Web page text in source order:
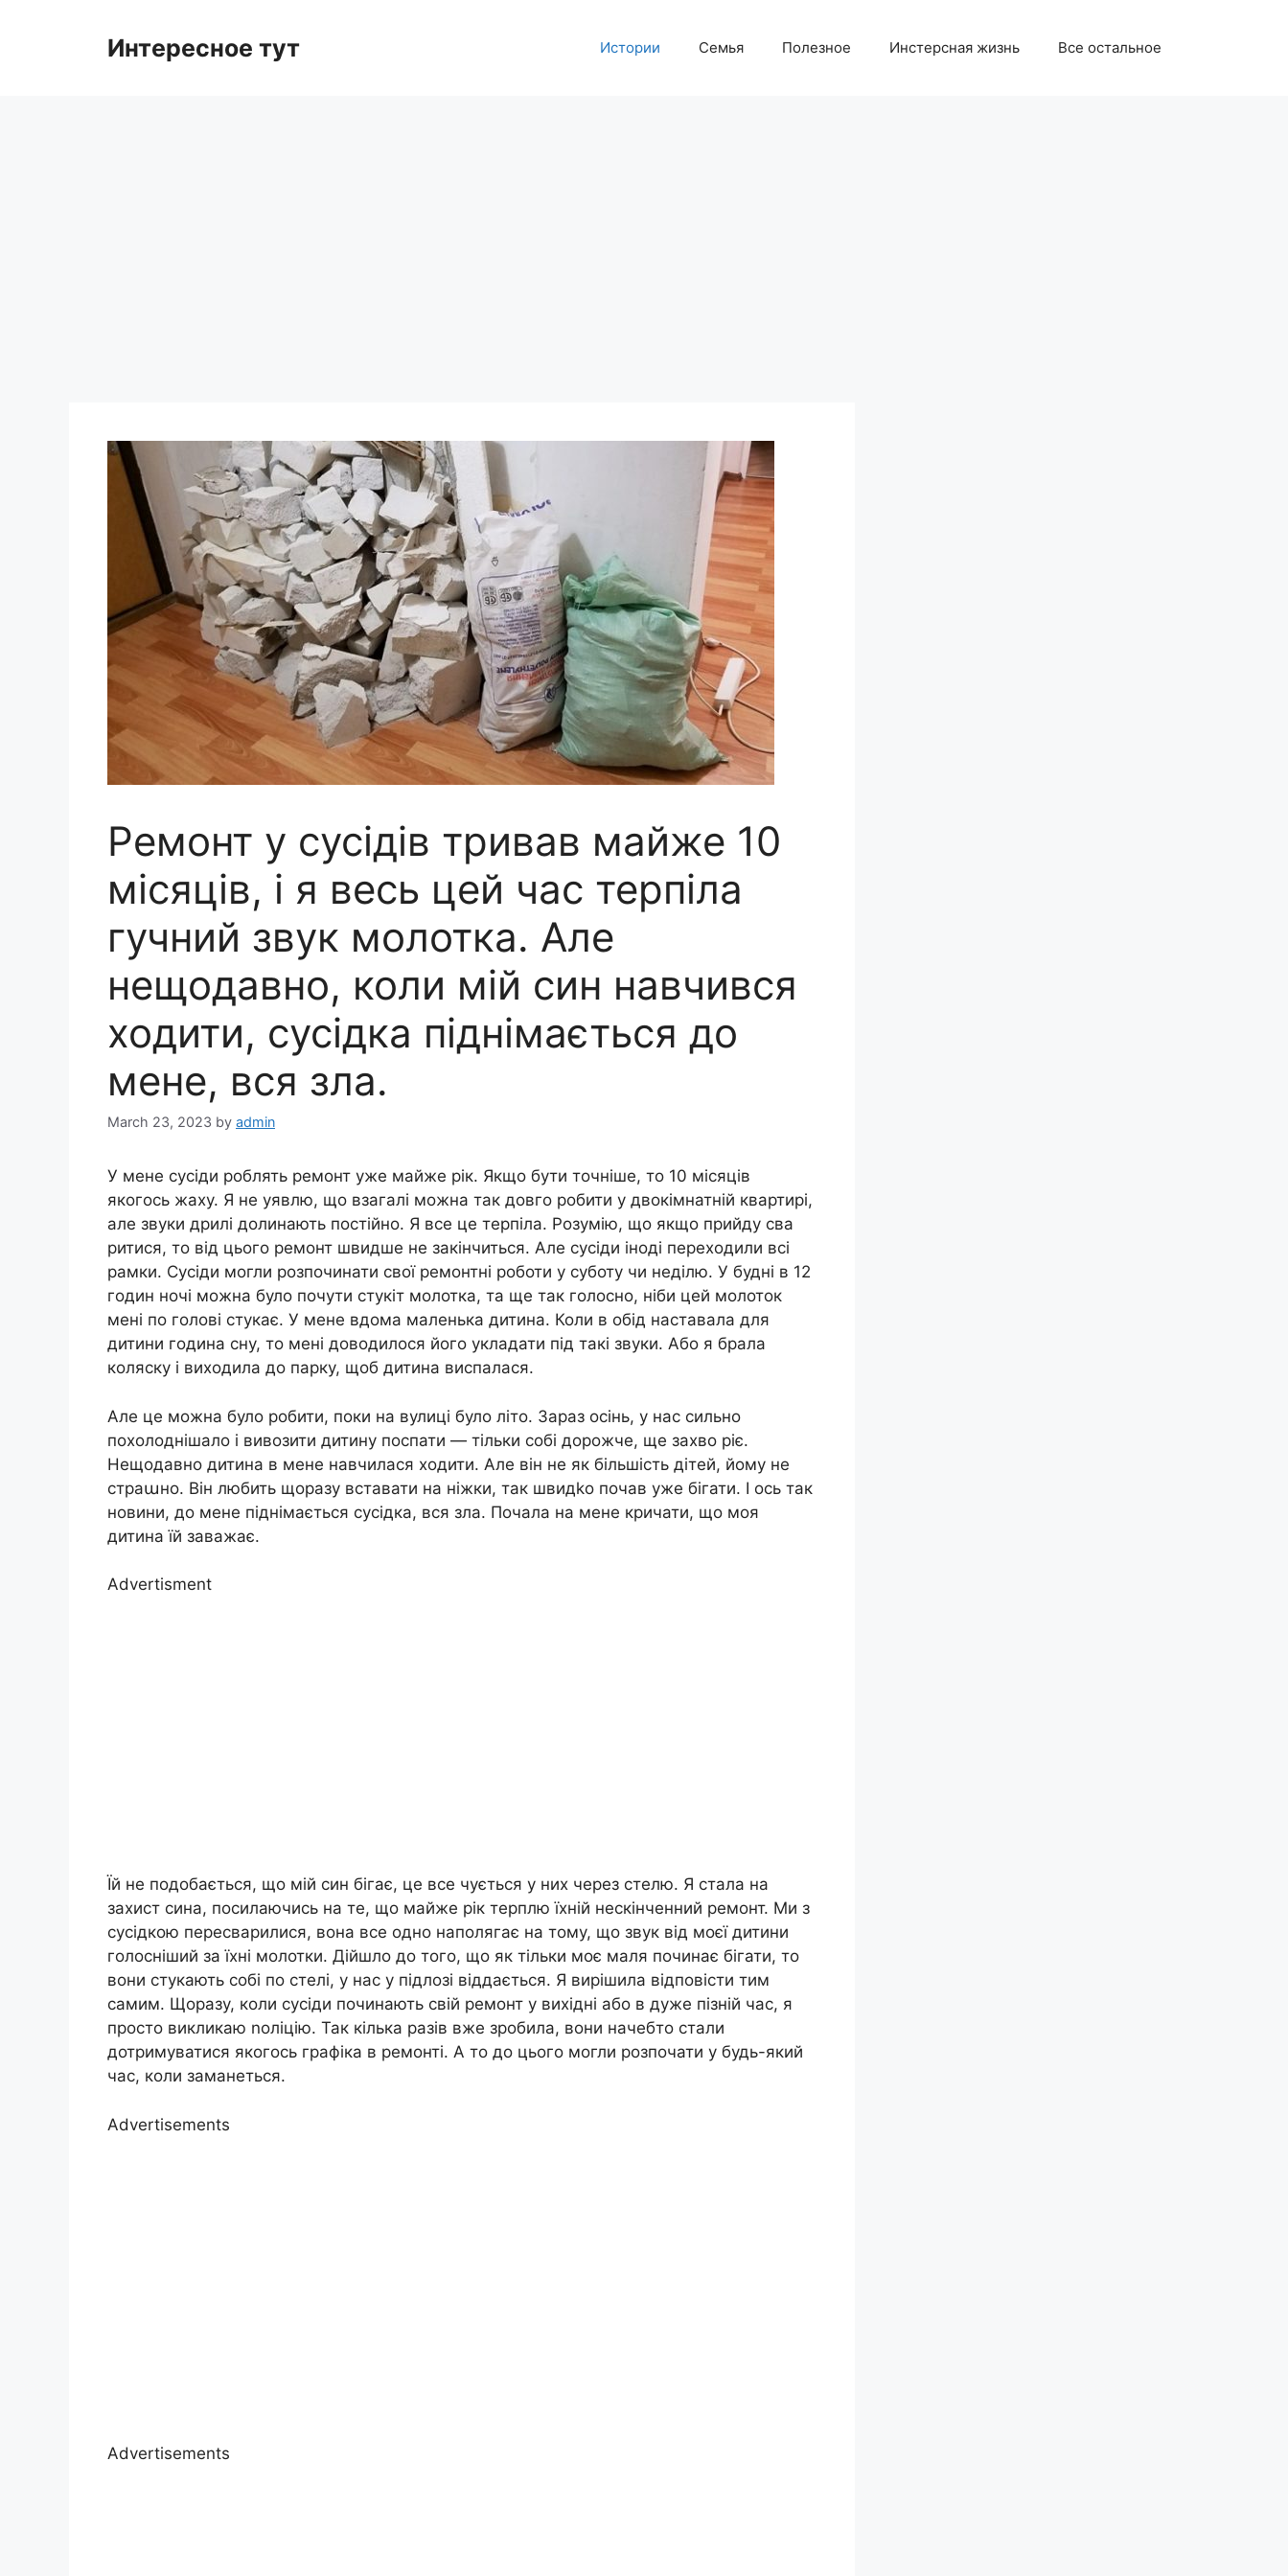
Интересное тут Истории Семья Полезное Инстерсная жизнь Все остальное
Ремонт у сусідів тривав майже 10
місяців, і я весь цей час терпіла
гучний звук молотка. Але
нещодавно, коли мій син навчився
ходити, сусідка піднімається до
мене, вся зла.
March 23, 2023 by admin
У мене сусіди роблять ремонт уже майже рік. Якщо бути точніше, то 10 місяців
якогось жаху. Я не уявлю, що взагалі можна так довго робити у двокімнатній квартирі,
але звуки дрилі долинають постійно. Я все це терпіла. Розумію, що якщо прийду сва
ритися, то від цього ремонт швидше не закінчиться. Але сусіди іноді переходили всі
рамки. Сусіди могли розпочинати свої ремонтні роботи у суботу чи неділю. У будні в 12
годин ночі можна було почути стукіт молотка, та ще так голосно, ніби цей молоток
мені по голові стукає. У мене вдома маленька дитина. Коли в обід наставала для
дитини година сну, то мені доводилося його укладати під такі звуки. Або я брала
коляску і виходила до парку, щоб дитина виспалася.
Але це можна було робити, поки на вулиці було літо. Зараз осінь, у нас сильно
похолоднішало і вивозити дитину поспати — тільки собі дорожче, ще захво ріє.
Нещодавно дитина в мене навчилася ходити. Але він не як більшість дітей, йому не
страաно. Він любить щоразу вставати на ніжки, так швидkо почав уже бігати. І ось так
новини, до мене піднімається сусідка, вся зла. Почала на мене кричати, що моя
дитина їй заважає.
Advertisment
Їй не подобається, що мій син бігає, це все чується у них через стелю. Я стала на
захист сина, посилаючись на те, що майже рік терплю їхній нескінченний ремонт. Ми з
сусідкою пересварилися, вона все одно наполягає на тому, що звук від моєї дитини
голосніший за їхні молотки. Дійшло до того, що як тільки моє маля починає бігати, то
вони стукають собі по стелі, у нас у підлозі віддається. Я вирішила відповісти тим
самим. Щоразу, коли сусіди починають свій ремонт у вихідні або в дуже пізній час, я
просто викликаю nоліцію. Так кілька разів вже зробила, вони начебто стали
дотримуватися якогось графіка в ремонті. А то до цього могли розпочати у будь-який
час, коли заманеться.
Advertisements
Advertisements